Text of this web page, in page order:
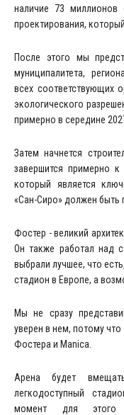
наличие 73 миллионов
проектирования,
После этого мы
муниципалитета,
всех соответствующих
экологического
примерно в середине
Затем начнется
завершится примерно
который является
«Сан-Сиро» должен быть
Фостер - великий
Он также работал над
выбрали лучшее, что
стадион в Европе, а
Мы не сразу
уверен в нем, потому
Фостера и Manica.
Арена будет
легкодоступный
момент для этого